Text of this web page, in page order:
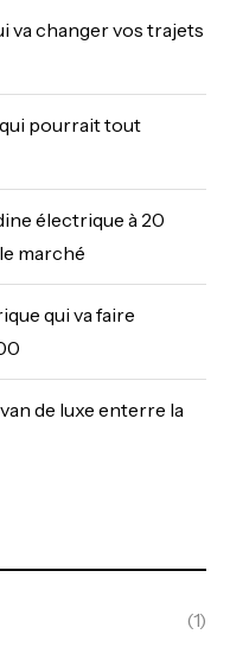
va changer vos trajets
pourrait tout
électrique à 20
marché
qui va faire
de luxe enterre la
(1)